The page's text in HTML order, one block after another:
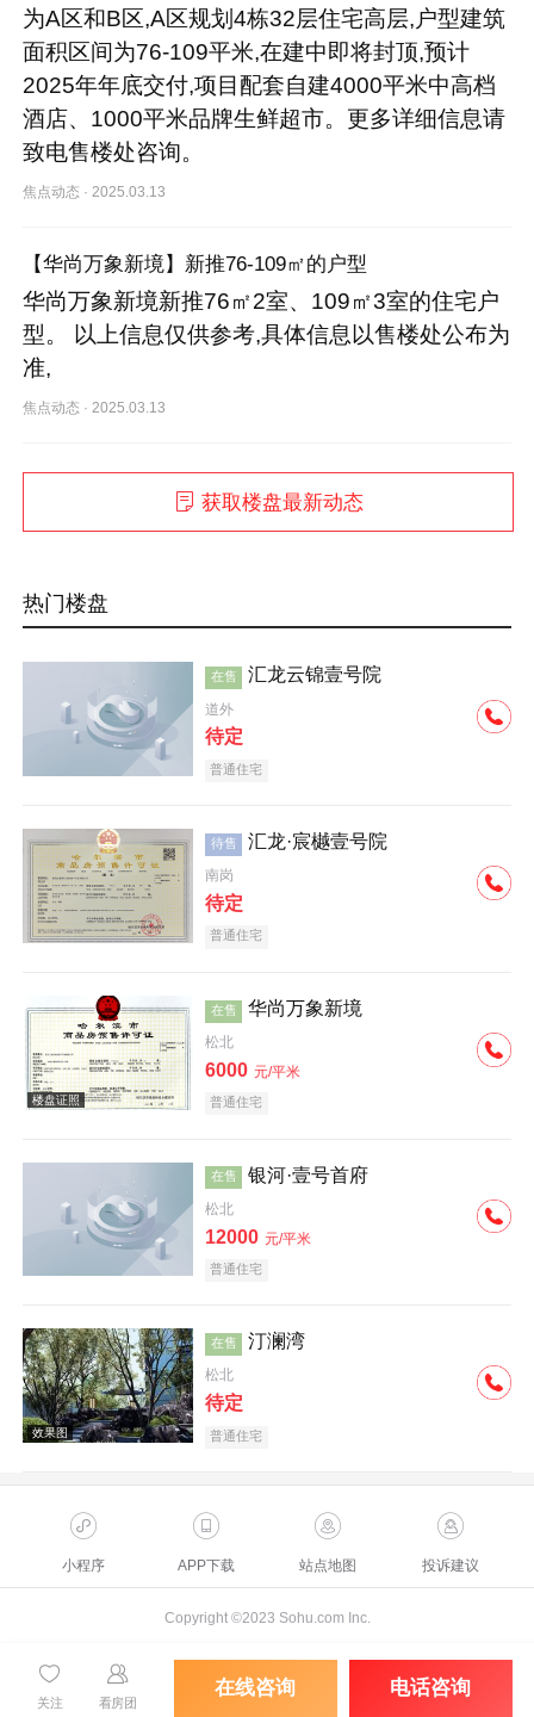
为A区和B区,A区规划4栋32层住宅高层,户型建筑
面积区间为76-109平米,在建中即将封顶,预计
2025年年底交付,项目配套自建4000平米中高档
酒店、1000平米品牌生鲜超市。更多详细信息请
致电售楼处咨询。
焦点动态 ·2025.03.13
【华尚万象新境】新推76-109㎡的户型
华尚万象新境新推76㎡2室、109㎡3室的住宅户
型。 以上信息仅供参考,具体信息以售楼处公布为
准,
焦点动态 ·2025.03.13
获取楼盘最新动态
热门楼盘
在售 汇龙云锦壹号院
道外
待定
普通住宅
待售 汇龙·宸樾壹号院
南岗
待定
普通住宅
在售 华尚万象新境
松北
6000 元/平米
普通住宅
在售 银河·壹号首府
松北
12000 元/平米
普通住宅
在售 汀澜湾
松北
待定
普通住宅
小程序 APP下载 站点地图 投诉建议
Copyright ©2023 Sohu.com Inc.
关注 看房团
在线咨询 电话咨询